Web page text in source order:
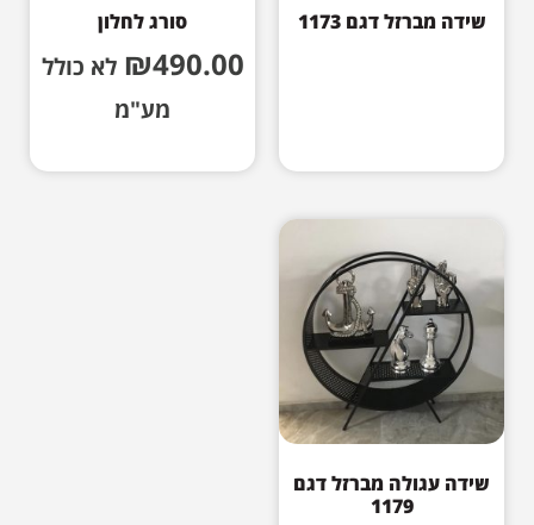
שידה מברזל דגם 1173 סורג לחלון
₪490.00
לא כולל
מע"מ
שידה עגולה מברזל דגם
1179